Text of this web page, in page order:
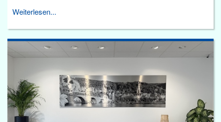
Weiterlesen...